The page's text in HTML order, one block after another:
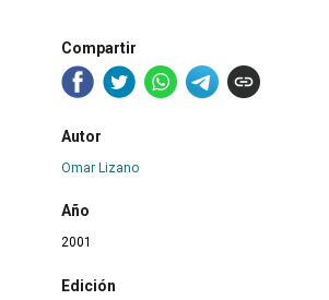
Compartir
Autor
Omar Lizano
Año
2001
Edición